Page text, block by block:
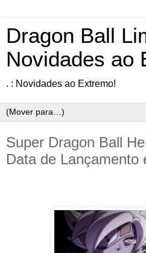
Dragon Ball
Novidades ao
. : Novidades ao Extremo!
Super Dragon Ball
Data de Lançamento